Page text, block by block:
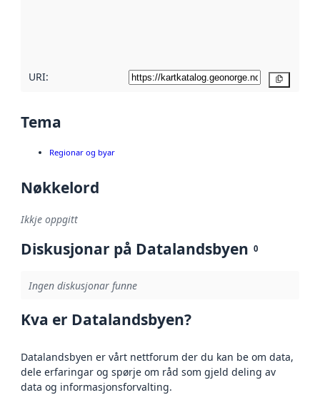
URI:
Tema
Regionar og byar
Nøkkelord
Ikkje oppgitt
Diskusjonar på Datalandsbyen 0
Ingen diskusjonar funne
Kva er Datalandsbyen?
Datalandsbyen er vårt nettforum der du kan be om data,
dele erfaringar og spørje om råd som gjeld deling av
data og informasjonsforvalting.